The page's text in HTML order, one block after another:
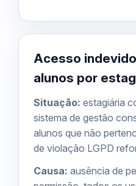
Acesso
alunos por
Situação: estagiária
sistema de gestão
alunos que não
de violação LGPD
Causa: ausência de